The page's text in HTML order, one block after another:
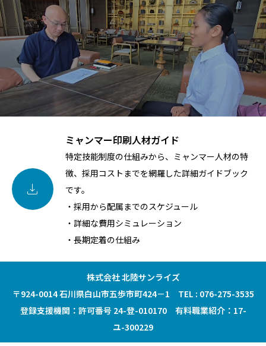

ミャンマー印刷人材ガイド
特定技能制度の仕組みから、ミャンマー人材の特
徴、採用コストまでを網羅した詳細ガイドブック
です。
・採用から配属までのスケジュール
・詳細な費用シミュレーション
・長期定着の仕組み
株式会社 北陸サンライズ
〒924-0014 石川県白山市五歩市町424－1 TEL : 076-275-3535
登録支援機関：許可番号 24-登-010170 有料職業紹介：17-
ユ-300229